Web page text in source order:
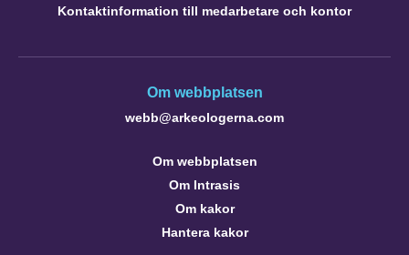
Kontaktinformation till medarbetare och kontor
Om webbplatsen
webb@arkeologerna.com
Om webbplatsen
Om Intrasis
Om kakor
Hantera kakor